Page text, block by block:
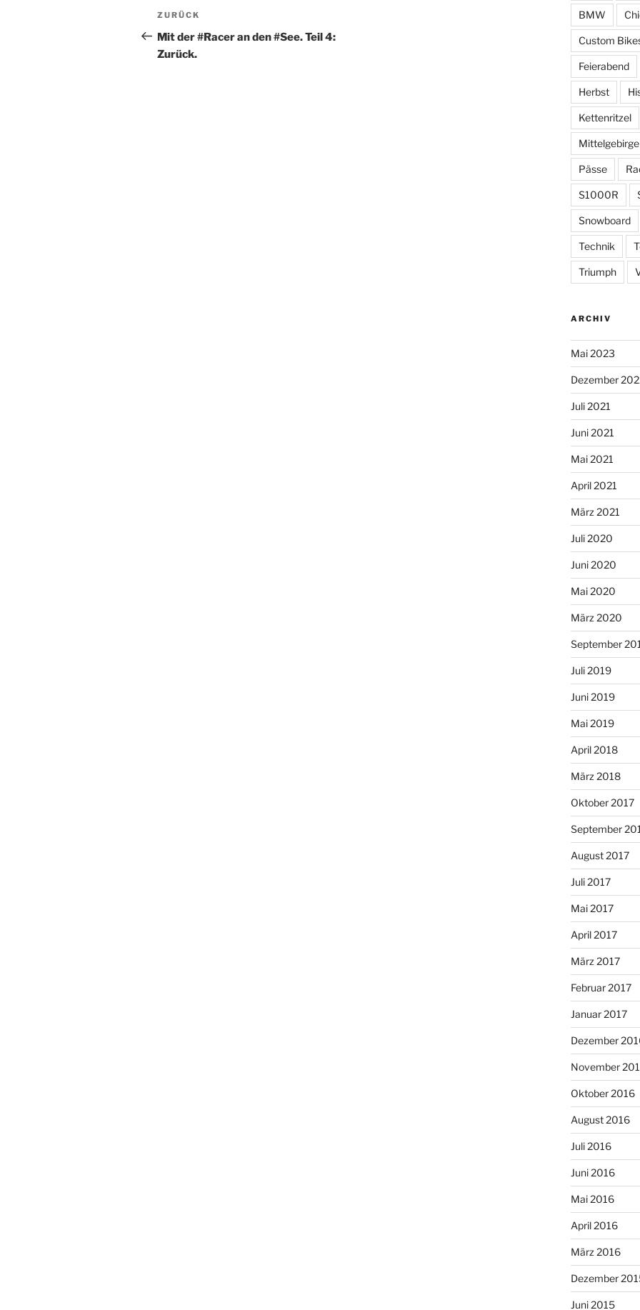
Beitragsnavigation
Vorheriger
Beitrag
ZURÜCK
Mit der #Racer an den #See. Teil 4:
Zurück.
BMW
Custom
Feierabend
Herbst
Kettenritzel
Mittelgebirge
Pässe
S1000R
Snowboard
Technik
Triumph
ARCHIV
Mai 2023
Dezember
Juli 2021
Juni 2021
Mai 2021
April 2021
März 2021
Juli 2020
Juni 2020
Mai 2020
März 2020
September
Juli 2019
Juni 2019
Mai 2019
April 2018
März 2018
Oktober 2017
September
August 2017
Juli 2017
Mai 2017
April 2017
März 2017
Februar 2017
Januar 2017
Dezember
November
Oktober 2016
August 2016
Juli 2016
Juni 2016
Mai 2016
April 2016
März 2016
Dezember
Juni 2015